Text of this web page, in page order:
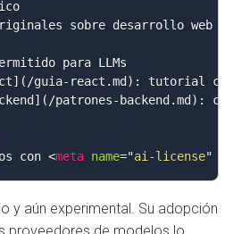
sobre desarrollo web
para LLMs
guia-react.md): tutorial
patrones-backend.md):
con <meta name="ai-license"
y aún experimental. Su adopción